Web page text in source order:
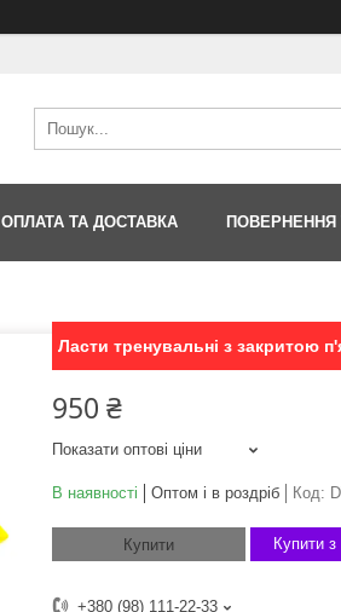
ОПЛАТА ТА ДОСТАВКА ПОВЕРНЕННЯ
Ласти тренувальні з закритою
950 ₴
Показати оптові ціни
В наявності Оптом і в роздріб Код:
Купити Купити з
+380 (98) 111-22-33